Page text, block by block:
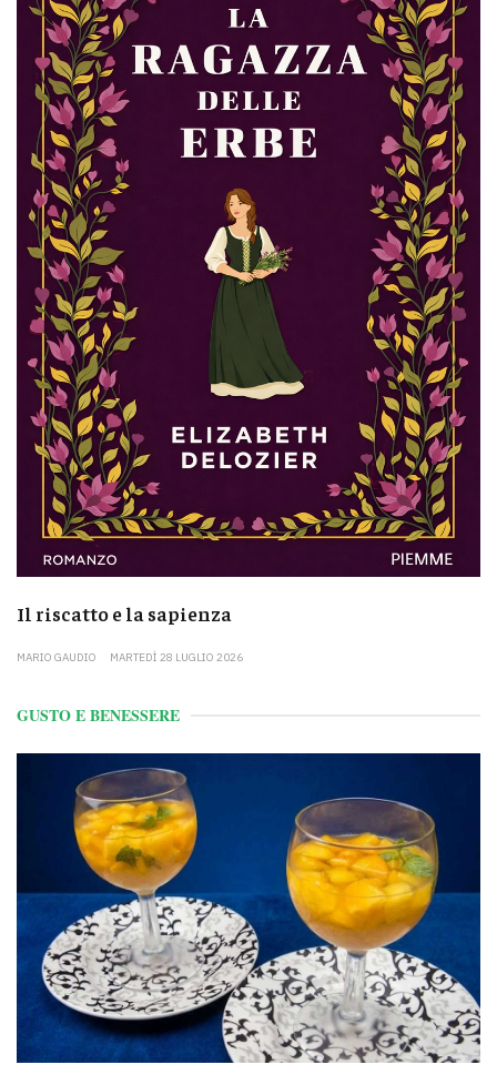
Il riscatto e la sapienza
MARIO GAUDIO MARTEDÌ 28 LUGLIO 2026
GUSTO E BENESSERE